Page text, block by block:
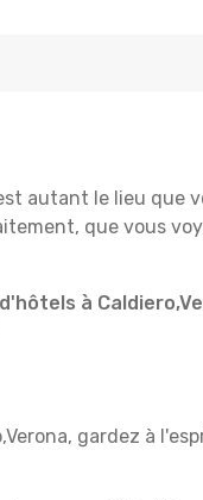
autant le lieu que
que vous
à
gardez à